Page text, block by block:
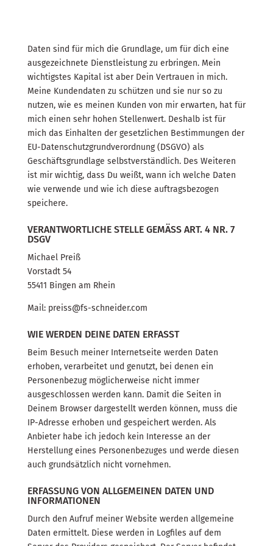
Daten sind für mich die Grundlage, um für dich eine
ausgezeichnete Dienstleistung zu erbringen. Mein
wichtigstes Kapital ist aber Dein Vertrauen in mich.
Meine Kundendaten zu schützen und sie nur so zu
nutzen, wie es meinen Kunden von mir erwarten, hat für
mich einen sehr hohen Stellenwert. Deshalb ist für
mich das Einhalten der gesetzlichen Bestimmungen der
EU-Datenschutzgrundverordnung (DSGVO) als
Geschäftsgrundlage selbstverständlich. Des Weiteren
ist mir wichtig, dass Du weißt, wann ich welche Daten
wie verwende und wie ich diese auftragsbezogen
speichere.
VERANTWORTLICHE STELLE GEMÄSS ART. 4 NR. 7
DSGV
Michael Preiß
Vorstadt 54
55411 Bingen am Rhein
Mail: preiss@fs-schneider.com
WIE WERDEN DEINE DATEN ERFASST
Beim Besuch meiner Internetseite werden Daten
erhoben, verarbeitet und genutzt, bei denen ein
Personenbezug möglicherweise nicht immer
ausgeschlossen werden kann. Damit die Seiten in
Deinem Browser dargestellt werden können, muss die
IP-Adresse erhoben und gespeichert werden. Als
Anbieter habe ich jedoch kein Interesse an der
Herstellung eines Personenbezuges und werde diesen
auch grundsätzlich nicht vornehmen.
ERFASSUNG VON ALLGEMEINEN DATEN UND
INFORMATIONEN
Durch den Aufruf meiner Website werden allgemeine
Daten ermittelt. Diese werden in Logfiles auf dem